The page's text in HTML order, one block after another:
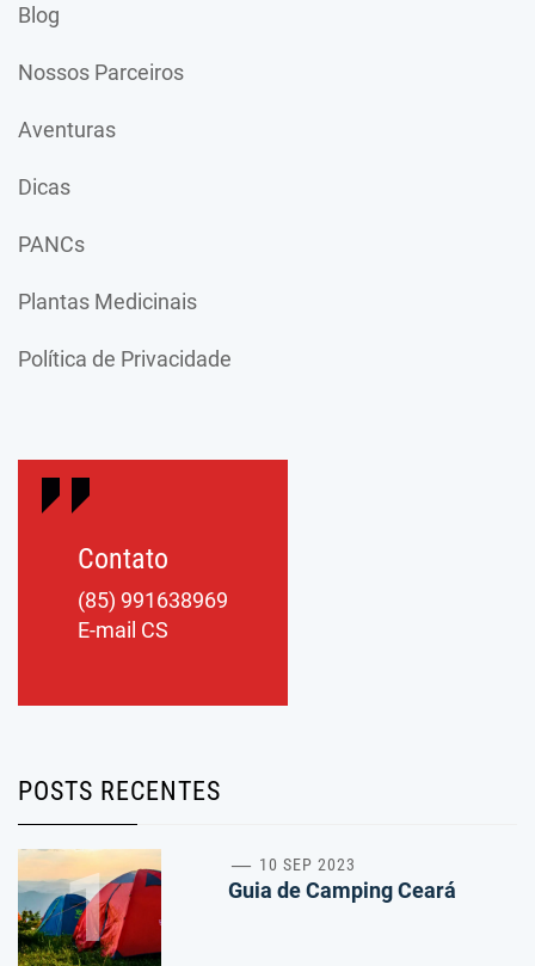
Blog
Nossos Parceiros
Aventuras
Dicas
PANCs
Plantas Medicinais
Política de Privacidade
Contato
(85) 991638969
E-mail CS
POSTS RECENTES
1 10 SEP 2023
Guia de Camping Ceará